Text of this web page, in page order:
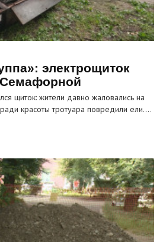
электрощиток
Семафорной
щиток: жители давно жаловались на
красоты тротуара повредили ели.…